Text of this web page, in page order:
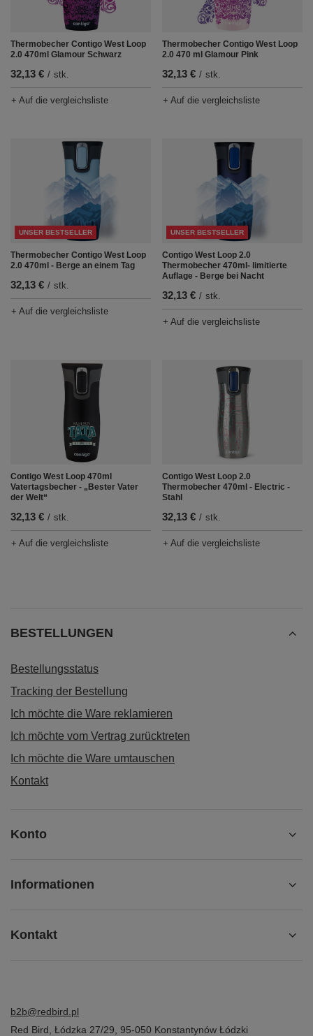
Thermobecher Contigo West Loop
2.0 470ml Glamour Schwarz
32,13 € / stk.
+ Auf die vergleichsliste
Thermobecher Contigo West Loop
2.0 470 ml Glamour Pink
32,13 € / stk.
+ Auf die vergleichsliste
UNSER BESTSELLER
Thermobecher Contigo West Loop
2.0 470ml - Berge an einem Tag
32,13 € / stk.
+ Auf die vergleichsliste
UNSER BESTSELLER
Contigo West Loop 2.0
Thermobecher 470ml- limitierte
Auflage - Berge bei Nacht
32,13 € / stk.
+ Auf die vergleichsliste
Contigo West Loop 470ml
Vatertagsbecher - „Bester Vater
der Welt“
32,13 € / stk.
+ Auf die vergleichsliste
Contigo West Loop 2.0
Thermobecher 470ml - Electric -
Stahl
32,13 € / stk.
+ Auf die vergleichsliste
BESTELLUNGEN
Bestellungsstatus
Tracking der Bestellung
Ich möchte die Ware reklamieren
Ich möchte vom Vertrag zurücktreten
Ich möchte die Ware umtauschen
Kontakt
Konto
Informationen
Kontakt
b2b@redbird.pl
Red Bird Łódzka 27/29 95-050 Konstantynów Łódzki